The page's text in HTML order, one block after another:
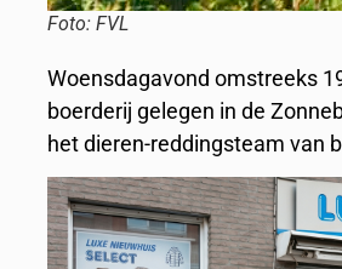
Foto: FVL
Woensdagavond omstreeks
boerderij gelegen in de
het dieren-reddingsteam van